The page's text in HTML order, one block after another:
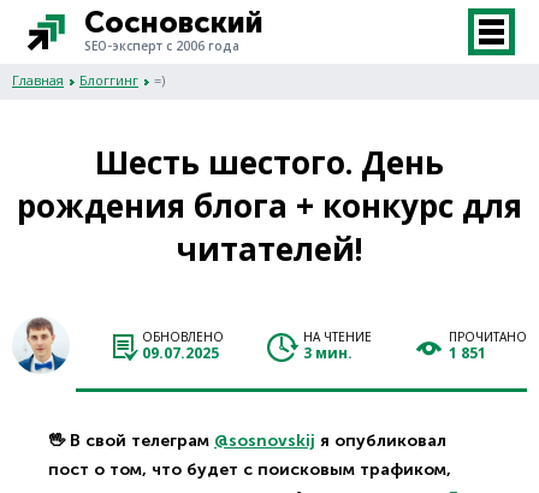
Сосновский
SEO-эксперт с 2006 года
Главная Блоггинг =)
Шесть шестого. День
рождения блога + конкурс для
читателей!
ОБНОВЛЕНО
09.07.2025
НА ЧТЕНИЕ
3 мин.
ПРОЧИТАНО
1 851
🖖 В свой телеграм @sosnovskij я опубликовал
пост о том, что будет с поисковым трафиком,